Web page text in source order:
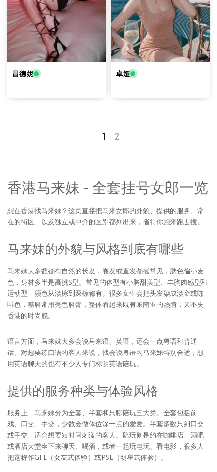
昌德妮 卓娅
1 2
香港马来妹 - 全套挂号女郎一览
想在香港找马来妹？这页直接把马来女郎的外貌、提供的服务、常
在的街区、以及独立或中介的区别都列出来，省得你跑来跑去搜。
马来妹的外貌与风格到底有哪些
马来妹大多数都有自然的长发，卷发或直发都挺常见，肤色偏小麦
色，身材多半是高挑S型。常见的体型有小胸甜美型、丰胸肉感型和
运动型，颜色从淡棕到深棕都有。很多女生会把头发染成淡金或咖
啡色，嘴唇常用亮色唇膏，整体看起来既有东南亚的热情，又不失
香港的时尚感。
语言方面，马来妹大多会说马来语、英语，还会一点粤语和普通
话。对想要练口语的客人来说，找会说粤语的马来妹特别合适；想
用英语聊天的也有不少人专门标明英语陪玩。
提供的服务种类与体验风格
服务上，马来妹分为全套、半套和只聊陪玩三大类。全套包括前
戏、口交、手交，少数会做体位深一点的爱爱。半套多数只到口交
或手交，适合想要短时间刺激的客人。陪玩则是约在咖啡店、酒吧
或酒店大堂坐下来聊天、喝酒，或者一起玩电玩、看电影，很多人
把这称作GFE（女友式体验）或PSE（明星式体验）。